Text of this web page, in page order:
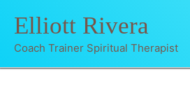
naarElliott Rivera
Coach Trainer Spiritual Therapist